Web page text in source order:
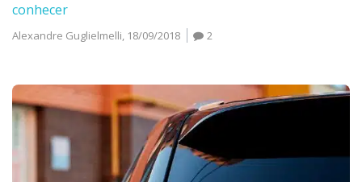
conhecer
Alexandre Guglielmelli, 18/09/2018 2